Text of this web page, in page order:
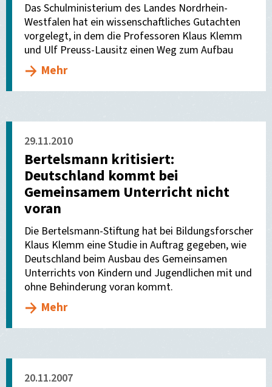
Das Schulministerium des Landes Nordrhein-
Westfalen hat ein wissenschaftliches Gutachten
vorgelegt, in dem die Professoren Klaus Klemm
und Ulf Preuss-Lausitz einen Weg zum Aufbau
Mehr
29.11.2010
Bertelsmann kritisiert:
Deutschland kommt bei
Gemeinsamem Unterricht nicht
voran
Die Bertelsmann-Stiftung hat bei Bildungsforscher
Klaus Klemm eine Studie in Auftrag gegeben, wie
Deutschland beim Ausbau des Gemeinsamen
Unterrichts von Kindern und Jugendlichen mit und
ohne Behinderung voran kommt.
Mehr
20.11.2007